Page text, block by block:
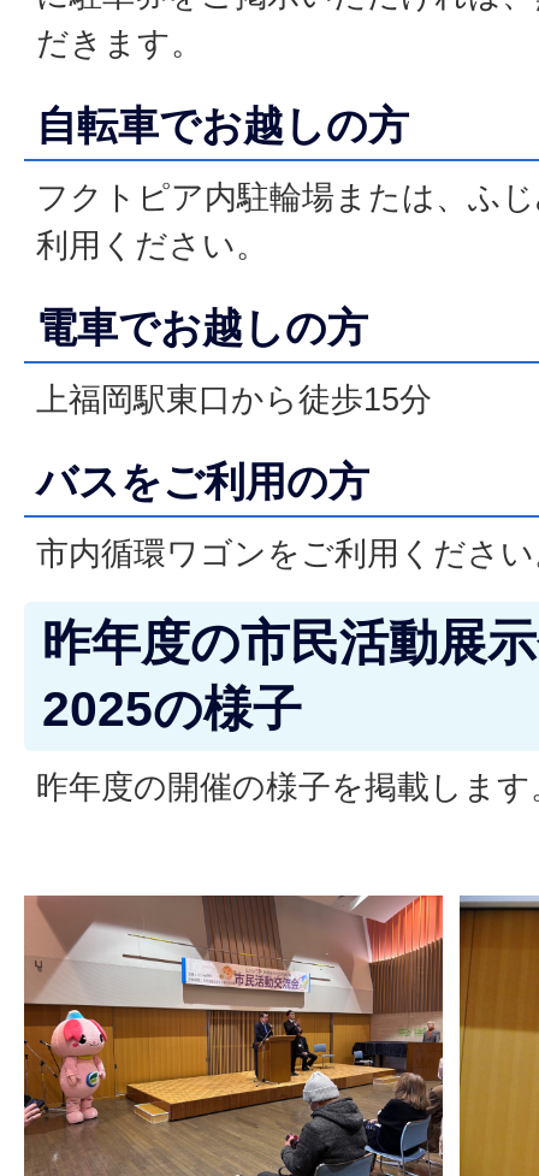
だきます。
自転車でお越しの方
フクトピア内駐輪場または、ふ
利用ください。
電車でお越しの方
上福岡駅東口から徒歩15分
バスをご利用の方
市内循環ワゴンをご利用くださ
昨年度の市民活動展
2025の様子
昨年度の開催の様子を掲載します